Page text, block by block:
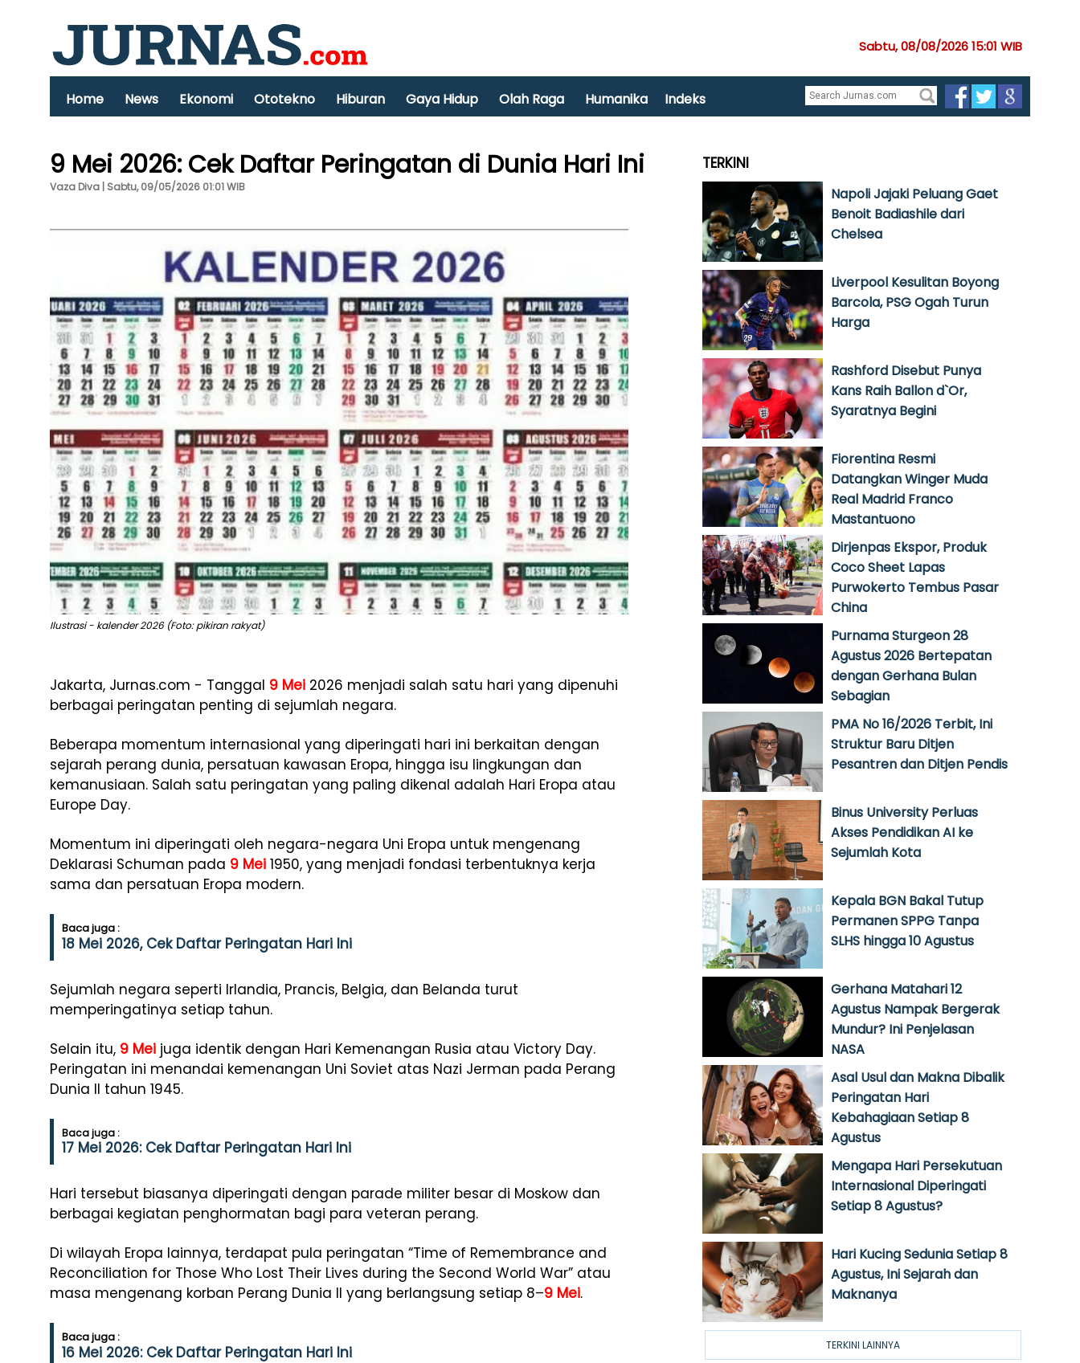
Sabtu, 08/08/2026 15:01 WIB
Home News Ekonomi Ototekno Hiburan Gaya Hidup Olah Raga Humanika Indeks
9 Mei 2026: Cek Daftar Peringatan di Dunia Hari Ini
Vaza Diva | Sabtu, 09/05/2026 01:01 WIB
Ilustrasi - kalender 2026 (Foto: pikiran rakyat)
Jakarta, Jurnas.com - Tanggal 9 Mei 2026 menjadi salah satu hari yang dipenuhi
berbagai peringatan penting di sejumlah negara.
Beberapa momentum internasional yang diperingati hari ini berkaitan dengan
sejarah perang dunia, persatuan kawasan Eropa, hingga isu lingkungan dan
kemanusiaan. Salah satu peringatan yang paling dikenal adalah Hari Eropa atau
Europe Day.
Momentum ini diperingati oleh negara-negara Uni Eropa untuk mengenang
Deklarasi Schuman pada 9 Mei 1950, yang menjadi fondasi terbentuknya kerja
sama dan persatuan Eropa modern.
Baca juga :
18 Mei 2026, Cek Daftar Peringatan Hari Ini
Sejumlah negara seperti Irlandia, Prancis, Belgia, dan Belanda turut
memperingatinya setiap tahun.
Selain itu, 9 Mei juga identik dengan Hari Kemenangan Rusia atau Victory Day.
Peringatan ini menandai kemenangan Uni Soviet atas Nazi Jerman pada Perang
Dunia II tahun 1945.
Baca juga :
17 Mei 2026: Cek Daftar Peringatan Hari Ini
Hari tersebut biasanya diperingati dengan parade militer besar di Moskow dan
berbagai kegiatan penghormatan bagi para veteran perang.
Di wilayah Eropa lainnya, terdapat pula peringatan “Time of Remembrance and
Reconciliation for Those Who Lost Their Lives during the Second World War” atau
masa mengenang korban Perang Dunia II yang berlangsung setiap 8–9 Mei.
Baca juga :
16 Mei 2026: Cek Daftar Peringatan Hari Ini
TERKINI
Napoli Jajaki Peluang Gaet
Benoit Badiashile dari
Chelsea
Liverpool Kesulitan Boyong
Barcola, PSG Ogah Turun
Harga
Rashford Disebut Punya
Kans Raih Ballon d`Or,
Syaratnya Begini
Fiorentina Resmi
Datangkan Winger Muda
Real Madrid Franco
Mastantuono
Dirjenpas Ekspor, Produk
Coco Sheet Lapas
Purwokerto Tembus Pasar
China
Purnama Sturgeon 28
Agustus 2026 Bertepatan
dengan Gerhana Bulan
Sebagian
PMA No 16/2026 Terbit, Ini
Struktur Baru Ditjen
Pesantren dan Ditjen Pendis
Binus University Perluas
Akses Pendidikan AI ke
Sejumlah Kota
Kepala BGN Bakal Tutup
Permanen SPPG Tanpa
SLHS hingga 10 Agustus
Gerhana Matahari 12
Agustus Nampak Bergerak
Mundur? Ini Penjelasan
NASA
Asal Usul dan Makna Dibalik
Peringatan Hari
Kebahagiaan Setiap 8
Agustus
Mengapa Hari Persekutuan
Internasional Diperingati
Setiap 8 Agustus?
Hari Kucing Sedunia Setiap 8
Agustus, Ini Sejarah dan
Maknanya
TERKINI LAINNYA